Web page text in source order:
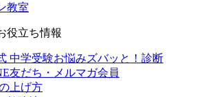
教室
役立ち情報
中学受験お悩みズバッと！診断
友だち・メルマガ会員
上げ方